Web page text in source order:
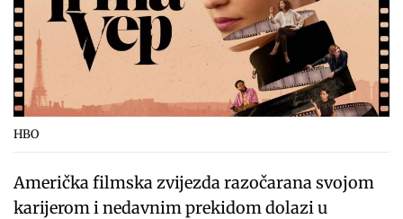
HBO
Američka filmska zvijezda razočarana svojom
karijerom i nedavnim prekidom dolazi u